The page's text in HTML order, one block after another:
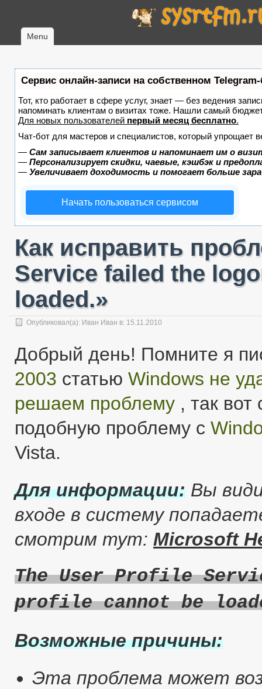
Menu
Сервис онлайн-записи на собственном Telegram-
Тот, кто работает в сфере услуг, знает — без ведения
напоминать клиентам о визитах тоже. Нашли самый
Для новых пользователей первый месяц бесплатно.
Чат-бот для мастеров и специалистов, который упрощает
— Сам записывает клиентов и напоминает им о
— Персонализирует скидки, чаевые, кэшбэк и
— Увеличивает доходимость и помогает больше
Начать пользоваться сервисом
Как исправить
Service failed the
loaded.»
Опубликовал(а): Иван Иван в: 15.11.2010
Добрый день! Помните я
2003 статью Windows не
решаем проблему , так
подобную проблему с
Vista.
Для информации: Вы
входе в систему
смотрим тут: Microsoft
The User Profile
profile cannot be
Возможные причины:
Эта проблема может